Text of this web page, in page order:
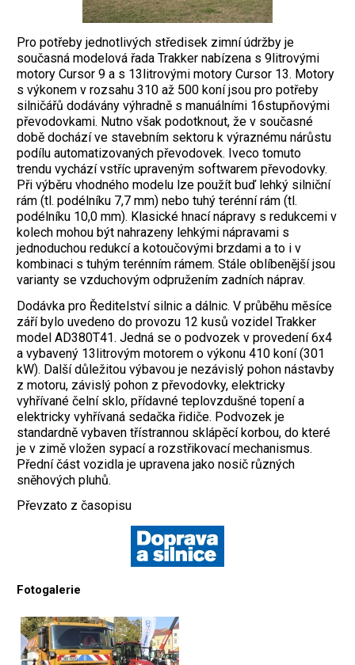
Pro potřeby jednotlivých středisek zimní údržby je
současná modelová řada Trakker nabízena s 9litrovými
motory Cursor 9 a s 13litrovými motory Cursor 13. Motory
s výkonem v rozsahu 310 až 500 koní jsou pro potřeby
silničářů dodávány výhradně s manuálními 16stupňovými
převodovkami. Nutno však podotknout, že v současné
době dochází ve stavebním sektoru k výraznému nárůstu
podílu automatizovaných převodovek. Iveco tomuto
trendu vychází vstříc upraveným softwarem převodovky.
Při výběru vhodného modelu lze použít buď lehký silniční
rám (tl. podélníku 7,7 mm) nebo tuhý terénní rám (tl.
podélníku 10,0 mm). Klasické hnací nápravy s redukcemi v
kolech mohou být nahrazeny lehkými nápravami s
jednoduchou redukcí a kotoučovými brzdami a to i v
kombinaci s tuhým terénním rámem. Stále oblíbenější jsou
varianty se vzduchovým odpružením zadních náprav.
Dodávka pro Ředitelství silnic a dálnic. V průběhu měsíce
září bylo uvedeno do provozu 12 kusů vozidel Trakker
model AD380T41. Jedná se o podvozek v provedení 6x4
a vybavený 13litrovým motorem o výkonu 410 koní (301
kW). Další důležitou výbavou je nezávislý pohon nástavby
z motoru, závislý pohon z převodovky, elektricky
vyhřívané čelní sklo, přídavné teplovzdušné topení a
elektricky vyhřívaná sedačka řidiče. Podvozek je
standardně vybaven třístrannou sklápěcí korbou, do které
je v zimě vložen sypací a rozstřikovací mechanismus.
Přední část vozidla je upravena jako nosič různých
sněhových pluhů.
Převzato z časopisu
Fotogalerie